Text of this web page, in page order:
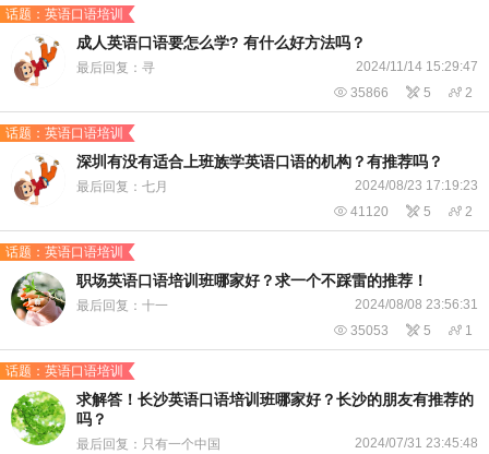
话题：英语口语培训
成人英语口语要怎么学? 有什么好方法吗？
最后回复：寻 2024/11/14 15:29:47
 35866  5  2
话题：英语口语培训
深圳有没有适合上班族学英语口语的机构？有推荐吗？
最后回复：七月 2024/08/23 17:19:23
 41120  5  2
话题：英语口语培训
​职场英语口语培训班哪家好？求一个不踩雷的推荐！
最后回复：十一 2024/08/08 23:56:31
 35053  5  1
话题：英语口语培训
求解答！长沙英语口语培训班哪家好？长沙的朋友有推荐的
吗？
最后回复：只有一个中国 2024/07/31 23:45:48